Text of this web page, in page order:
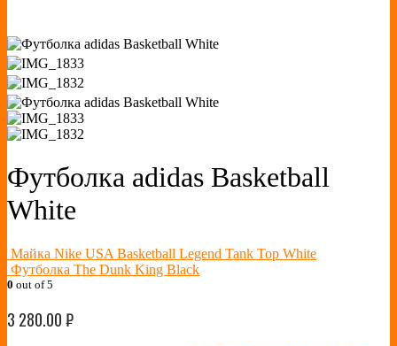
Футболка adidas Basketball
White
Майка Nike USA Basketball Legend Tank Top White
Футболка The Dunk King Black
0 out of 5
3 280.00₽